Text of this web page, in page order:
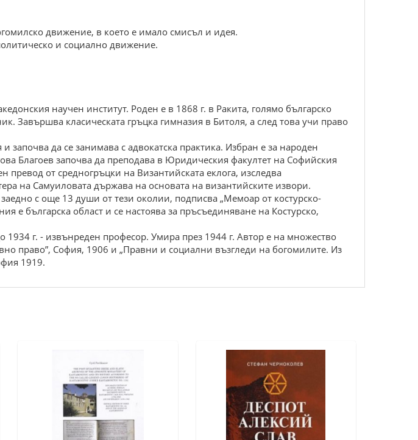
движение, в което е имало смисъл и идея.
и социално движение.
научен институт. Роден е в 1868 г. в Ракита, голямо българско
Завършва класическата гръцка гимназия в Битоля, а след това учи право
да се занимава с адвокатска практика. Избран е за народен
Благоев започва да преподава в Юридическия факултет на Софийския
превод от средногръцки на Византийската еклога, изследва
на Самуиловата държава на основата на византийските извори.
с още 13 души от тези околии, подписва „Мемоар от костурско-
е българска област и се настоява за пръсъединяване на Костурско,
1934 г. - извънреден професор. Умира през 1944 г. Автор е на множество
право”, София, 1906 и „Правни и социални възгледи на богомилите. Из
1919.